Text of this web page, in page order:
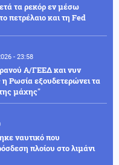
τα ρεκόρ εν μέσω
πετρέλαιο και τη Fed
- 23:58
Α/ΓΕΕΔ και νυν
Ρωσία εξουδετερώνει τα
μάχης"
ναυτικό που
πλοίου στο λιμάνι